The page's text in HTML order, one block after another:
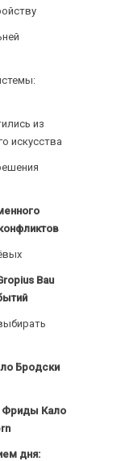
из
искусства
Bau
Бродски
Фриды Кало
дня: